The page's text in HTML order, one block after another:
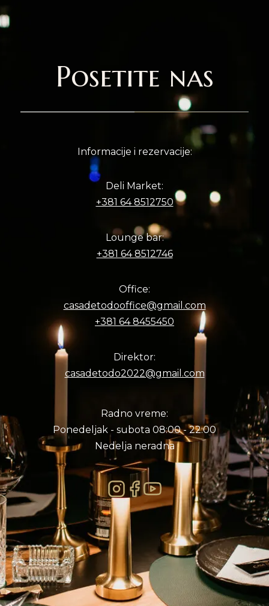
Posetite nas
Informacije i rezervacije:
Deli Market:
+381 64 8512750
Lounge bar:
+381 64 8512746
Office:
casadetodooffice@gmail.com
+381 64 8455450
Direktor:
casadetodo2022@gmail.com
Radno vreme:
Ponedeljak - subota 08:00 - 22:00
Nedelja neradna